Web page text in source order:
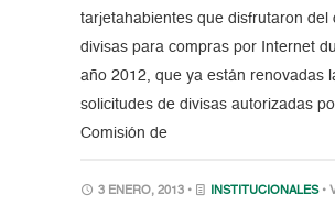
tarjetahabientes que disfrutaron del
divisas para compras por Internet
año 2012, que ya están renovadas
solicitudes de divisas autorizadas
Comisión de
3 ENERO, 2013 • INSTITUCIONALES •